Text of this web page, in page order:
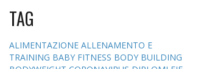
TAG
ALIMENTAZIONE ALLENAMENTO E
TRAINING BABY FITNESS BODY BUILDING